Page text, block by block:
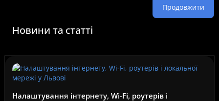
Продовжити
Новини та статті
Налаштування інтернету, Wi-Fi, роутерів і